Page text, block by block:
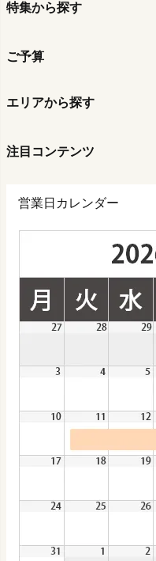
特集から探す
ご予算
エリアから探す
注目コンテンツ
営業日カレンダー